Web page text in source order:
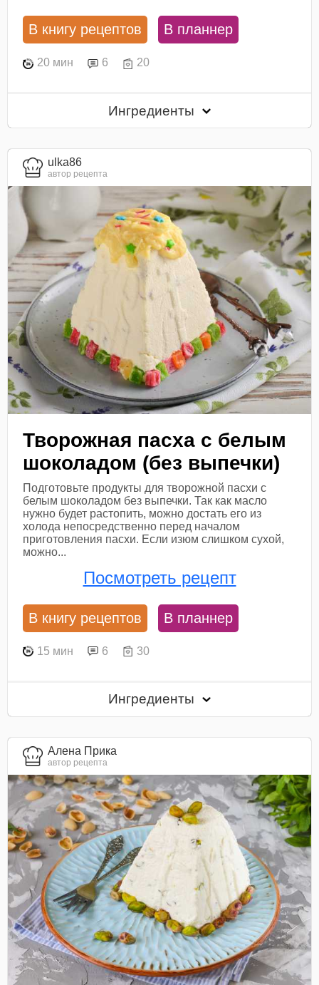
В книгу рецептов В планнер
20 мин 6 20
Ингредиенты
ulka86
автор рецепта
Творожная пасха с белым
шоколадом (без выпечки)
Подготовьте продукты для творожной пасхи с
белым шоколадом без выпечки. Так как масло
нужно будет растопить, можно достать его из
холода непосредственно перед началом
приготовления пасхи. Если изюм слишком сухой,
можно...
Посмотреть рецепт
В книгу рецептов В планнер
15 мин 6 30
Ингредиенты
Алена Прика
автор рецепта